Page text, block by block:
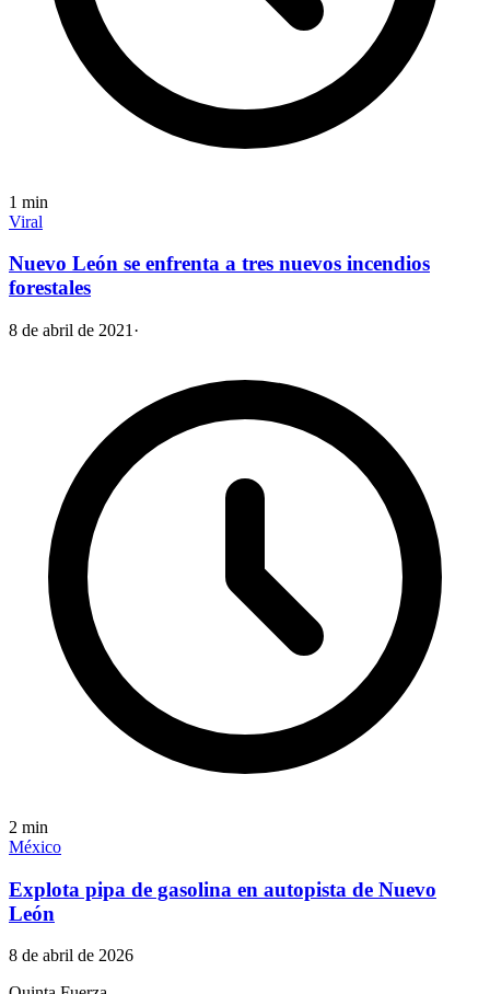
1 min
Viral
Nuevo León se enfrenta a tres nuevos incendios
forestales
8 de abril de 2021 ·
2 min
México
Explota pipa de gasolina en autopista de Nuevo
León
8 de abril de 2026